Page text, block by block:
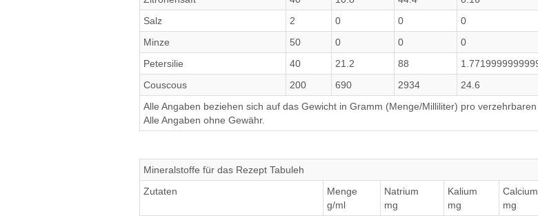
Salz
2 0 0 0
Minze
50 0 0 0
Petersilie
40 21.2 88
Couscous
200 690 2934 24.6
Alle Angaben beziehen sich auf das Gewicht in Gramm (Menge/Milliliter) pro
Alle Angaben ohne Gewähr.
Mineralstoffe für das Rezept Tabuleh
Zutaten
Menge
g/ml
Natrium
mg
Kalium
mg
Calcium
mg